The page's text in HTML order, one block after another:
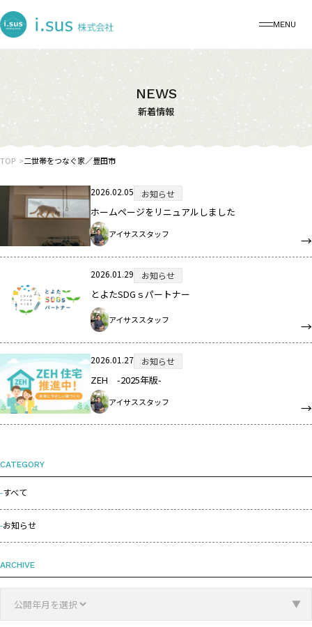
MENU
NEWS
新着情報
TOP 二世帯をつなぐ家／豊田市
2026.02.05 お知らせ
ホームページをリニュアルしました
アイサススタッフ
2026.01.29 お知らせ
とよたSDGｓパートナー
アイサススタッフ
2026.01.27 お知らせ
ZEH -2025年版-
アイサススタッフ
CATEGORY
すべて
お知らせ
ARCHIVE